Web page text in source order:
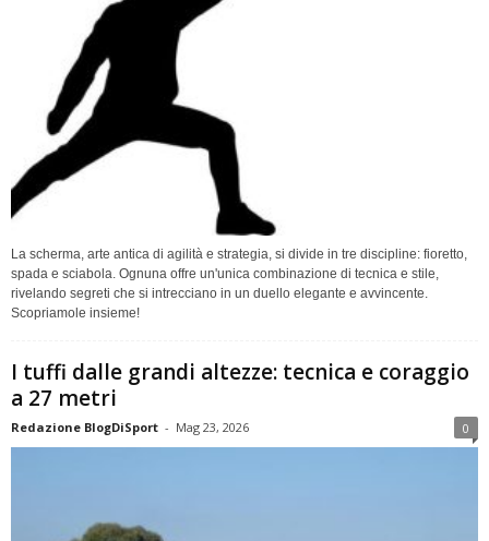
La scherma, arte antica di agilità e strategia, si divide in tre discipline: fioretto,
spada e sciabola. Ognuna offre un'unica combinazione di tecnica e stile,
rivelando segreti che si intrecciano in un duello elegante e avvincente.
Scopriamole insieme!
I tuffi dalle grandi altezze: tecnica e coraggio
a 27 metri
Redazione BlogDiSport - Mag 23, 2026 0